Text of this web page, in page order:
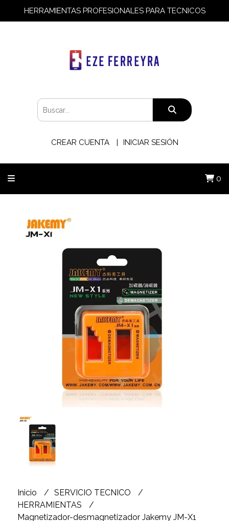
HERRAMIENTAS PROFESIONALES PARA TECNICOS
CREAR CUENTA INICIAR SESIÓN
0
Inicio
SERVICIO TECNICO
HERRAMIENTAS
Magnetizador-desmagnetizador Jakemy JM-X1